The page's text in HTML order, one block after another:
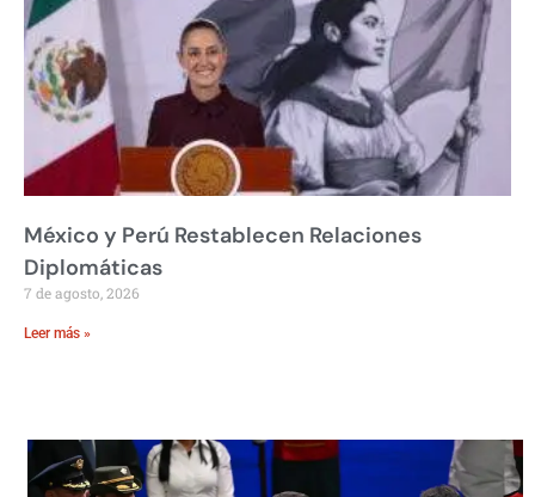
México y Perú Restablecen Relaciones
Diplomáticas
7 de agosto, 2026
Leer más »